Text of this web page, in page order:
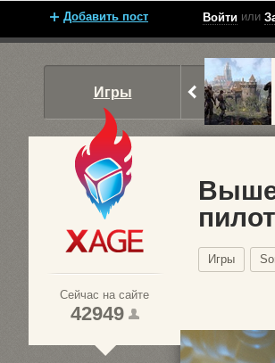
Добавить пост Войти или
Игры
Сейчас на сайте
42949
Игры